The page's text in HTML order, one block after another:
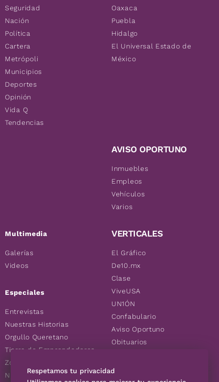
Seguridad
Nación
Política
Cartera
Metrópoli
Municipios
Deportes
Opinión
Vida Q
Tendencias
Multimedia
Galerías
Videos
Especiales
Entrevistas
Nuestras Historias
Orgullo Queretano
Tierra de Emprendedores
Zoociales
Nuevos Queretanos
Oaxaca
Puebla
Hidalgo
El Universal Estado de
México
AVISO OPORTUNO
Inmuebles
Empleos
Vehículos
Varios
VERTICALES
El Gráfico
De10.mx
Clase
ViveUSA
UN1ÓN
Confabulario
Aviso Oportuno
Obituarios
Consultas
Respetamos tu privacidad